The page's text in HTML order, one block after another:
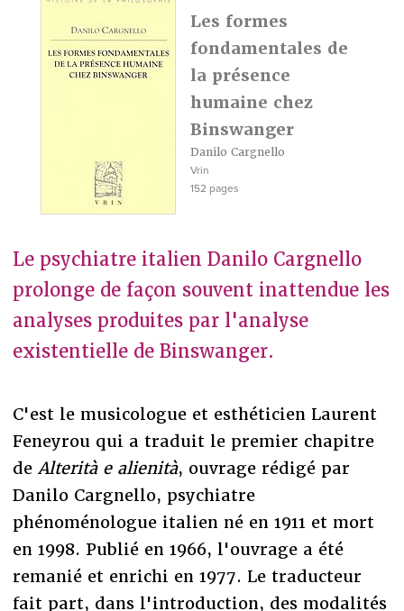
Les formes
fondamentales de
la présence
humaine chez
Binswanger
Danilo Cargnello
Vrin
152 pages
Le psychiatre italien Danilo Cargnello
prolonge de façon souvent inattendue les
analyses produites par l'analyse
existentielle de Binswanger.
C'est le musicologue et esthéticien Laurent
Feneyrou qui a traduit le premier chapitre
deAlterità e alienità, ouvrage rédigé par
Danilo Cargnello, psychiatre
phénoménologue italien né en 1911 et mort
en 1998. Publié en 1966, l'ouvrage a été
remanié et enrichi en 1977. Le traducteur
fait part, dans l'introduction, des modalités